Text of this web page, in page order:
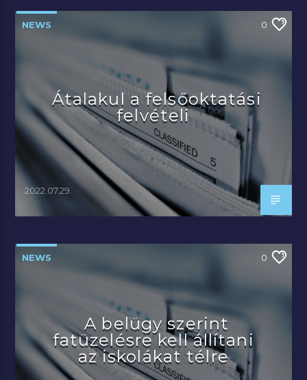
NEWS 0
Átalakul a felsőoktatási
felvételi
2022.07.29.
NEWS 0
A belügy szerint
fatüzelésre kell állítani
az iskolákat télre